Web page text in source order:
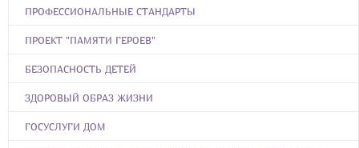
ПРОФЕССИОНАЛЬНЫЕ СТАНДАРТЫ
ПРОЕКТ "ПАМЯТИ ГЕРОЕВ"
БЕЗОПАСНОСТЬ ДЕТЕЙ
ЗДОРОВЫЙ ОБРАЗ ЖИЗНИ
ГОСУСЛУГИ ДОМ